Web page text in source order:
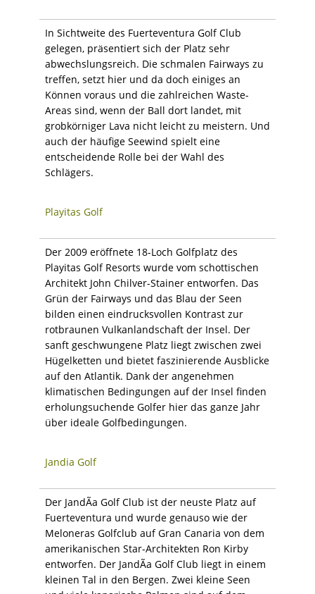
In Sichtweite des Fuerteventura Golf Club
gelegen, präsentiert sich der Platz sehr
abwechslungsreich. Die schmalen Fairways zu
treffen, setzt hier und da doch einiges an
Können voraus und die zahlreichen Waste-
Areas sind, wenn der Ball dort landet, mit
grobkörniger Lava nicht leicht zu meistern. Und
auch der häufige Seewind spielt eine
entscheidende Rolle bei der Wahl des
Schlägers.
Playitas Golf
Der 2009 eröffnete 18-Loch Golfplatz des
Playitas Golf Resorts wurde vom schottischen
Architekt John Chilver-Stainer entworfen. Das
Grün der Fairways und das Blau der Seen
bilden einen eindrucksvollen Kontrast zur
rotbraunen Vulkanlandschaft der Insel. Der
sanft geschwungene Platz liegt zwischen zwei
Hügelketten und bietet faszinierende Ausblicke
auf den Atlantik. Dank der angenehmen
klimatischen Bedingungen auf der Insel finden
erholungsuchende Golfer hier das ganze Jahr
über ideale Golfbedingungen.
Jandia Golf
Der JandÃ­a Golf Club ist der neuste Platz auf
Fuerteventura und wurde genauso wie der
Meloneras Golfclub auf Gran Canaria von dem
amerikanischen Star-Architekten Ron Kirby
entworfen. Der JandÃ­a Golf Club liegt in einem
kleinen Tal in den Bergen. Zwei kleine Seen